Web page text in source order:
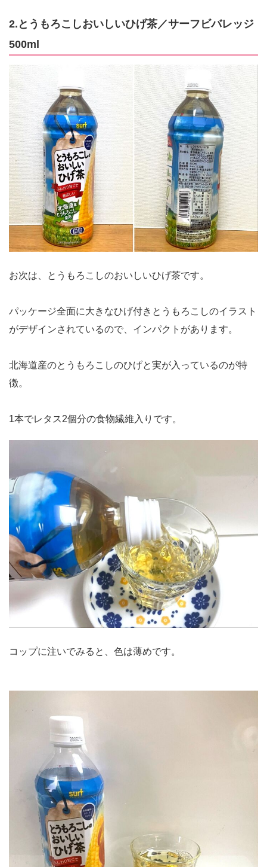
2.とうもろこしおいしいひげ茶／サーフビバレッジ
500ml
お次は、とうもろこしのおいしいひげ茶です。
パッケージ全面に大きなひげ付きとうもろこしのイラスト
がデザインされているので、インパクトがあります。
北海道産のとうもろこしのひげと実が入っているのが特
徴。
1本でレタス2個分の食物繊維入りです。
コップに注いでみると、色は薄めです。